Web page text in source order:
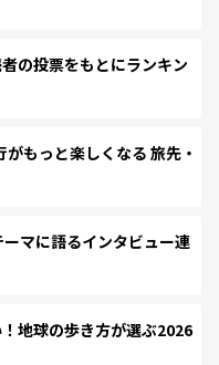
の投票をもとにランキン
もっと楽しくなる 旅先・
マに語るインタビュー連
地球の歩き方が選ぶ2026